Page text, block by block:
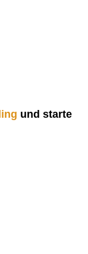
und starte